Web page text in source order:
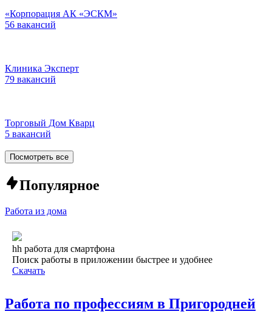
«Корпорация АК «ЭСКМ»
56 вакансий
Клиника Эксперт
79 вакансий
Торговый Дом Кварц
5 вакансий
Посмотреть все
Популярное
Работа из дома
hh работа для смартфона
Поиск работы в приложении быстрее и удобнее
Скачать
Работа по профессиям в Пригородней